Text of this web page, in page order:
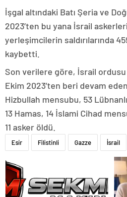
İşgal altındaki Batı Şeria ve
2023’ten bu yana İsrail
yerleşimcilerin saldırılarında
kaybetti.
Son verilere göre, İsrail ordusu
Ekim 2023’ten beri devam
Hizbullah mensubu, 53
13 Hamas, 14 İslami Cihad
11 asker öldü.
Esir Filistinli Gazze İsrail